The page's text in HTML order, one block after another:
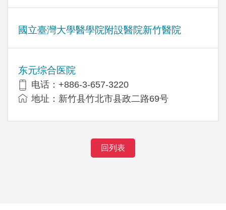
國立臺灣大學醫學院附設醫院新竹醫院
东元综合医院
电话：+886-3-657-3220
地址：新竹县竹北市县政二路69号
回列表